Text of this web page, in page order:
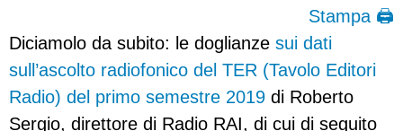
Stampa 🖨
Diciamolo da subito: le doglianze sui dati
sull’ascolto radiofonico del TER (Tavolo Editori
Radio) del primo semestre 2019 di Roberto
Sergio, direttore di Radio RAI, di cui di seguito